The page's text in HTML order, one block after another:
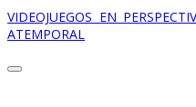
VIDEOJUEGOS EN
ATEMPORAL